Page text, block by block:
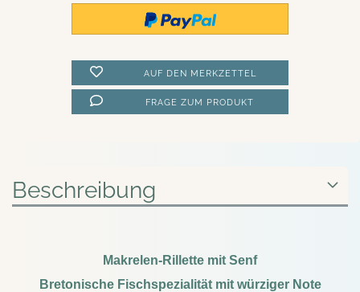
AUF DEN MERKZETTEL
FRAGE ZUM PRODUKT
Beschreibung
Makrelen-Rillette mit Senf
Bretonische Fischspezialität mit würziger Note